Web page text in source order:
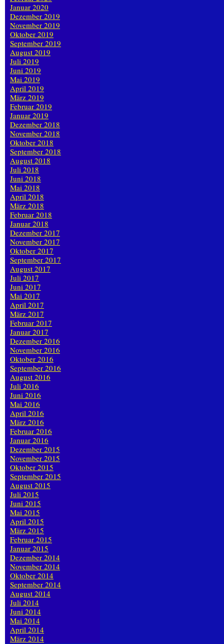
Januar 2020
Dezember 2019
November 2019
Oktober 2019
September 2019
August 2019
Juli 2019
Juni 2019
Mai 2019
April 2019
März 2019
Februar 2019
Januar 2019
Dezember 2018
November 2018
Oktober 2018
September 2018
August 2018
Juli 2018
Juni 2018
Mai 2018
April 2018
März 2018
Februar 2018
Januar 2018
Dezember 2017
November 2017
Oktober 2017
September 2017
August 2017
Juli 2017
Juni 2017
Mai 2017
April 2017
März 2017
Februar 2017
Januar 2017
Dezember 2016
November 2016
Oktober 2016
September 2016
August 2016
Juli 2016
Juni 2016
Mai 2016
April 2016
März 2016
Februar 2016
Januar 2016
Dezember 2015
November 2015
Oktober 2015
September 2015
August 2015
Juli 2015
Juni 2015
Mai 2015
April 2015
März 2015
Februar 2015
Januar 2015
Dezember 2014
November 2014
Oktober 2014
September 2014
August 2014
Juli 2014
Juni 2014
Mai 2014
April 2014
März 2014